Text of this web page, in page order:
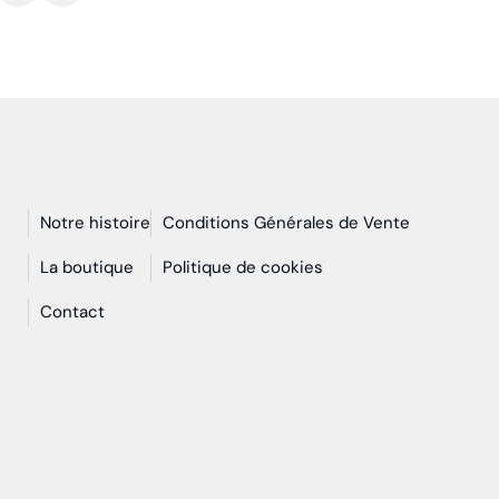
Notre histoire
La boutique
Contact
Conditions Générales de Vente
Politique de cookies